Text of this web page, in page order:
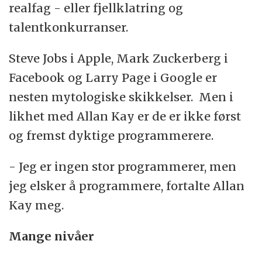
realfag - eller fjellklatring og
talentkonkurranser.
Steve Jobs i Apple, Mark Zuckerberg i
Facebook og Larry Page i Google er
nesten mytologiske skikkelser. Men i
likhet med Allan Kay er de er ikke først
og fremst dyktige programmerere.
- Jeg er ingen stor programmerer, men
jeg elsker å programmere, fortalte Allan
Kay meg.
Mange nivåer